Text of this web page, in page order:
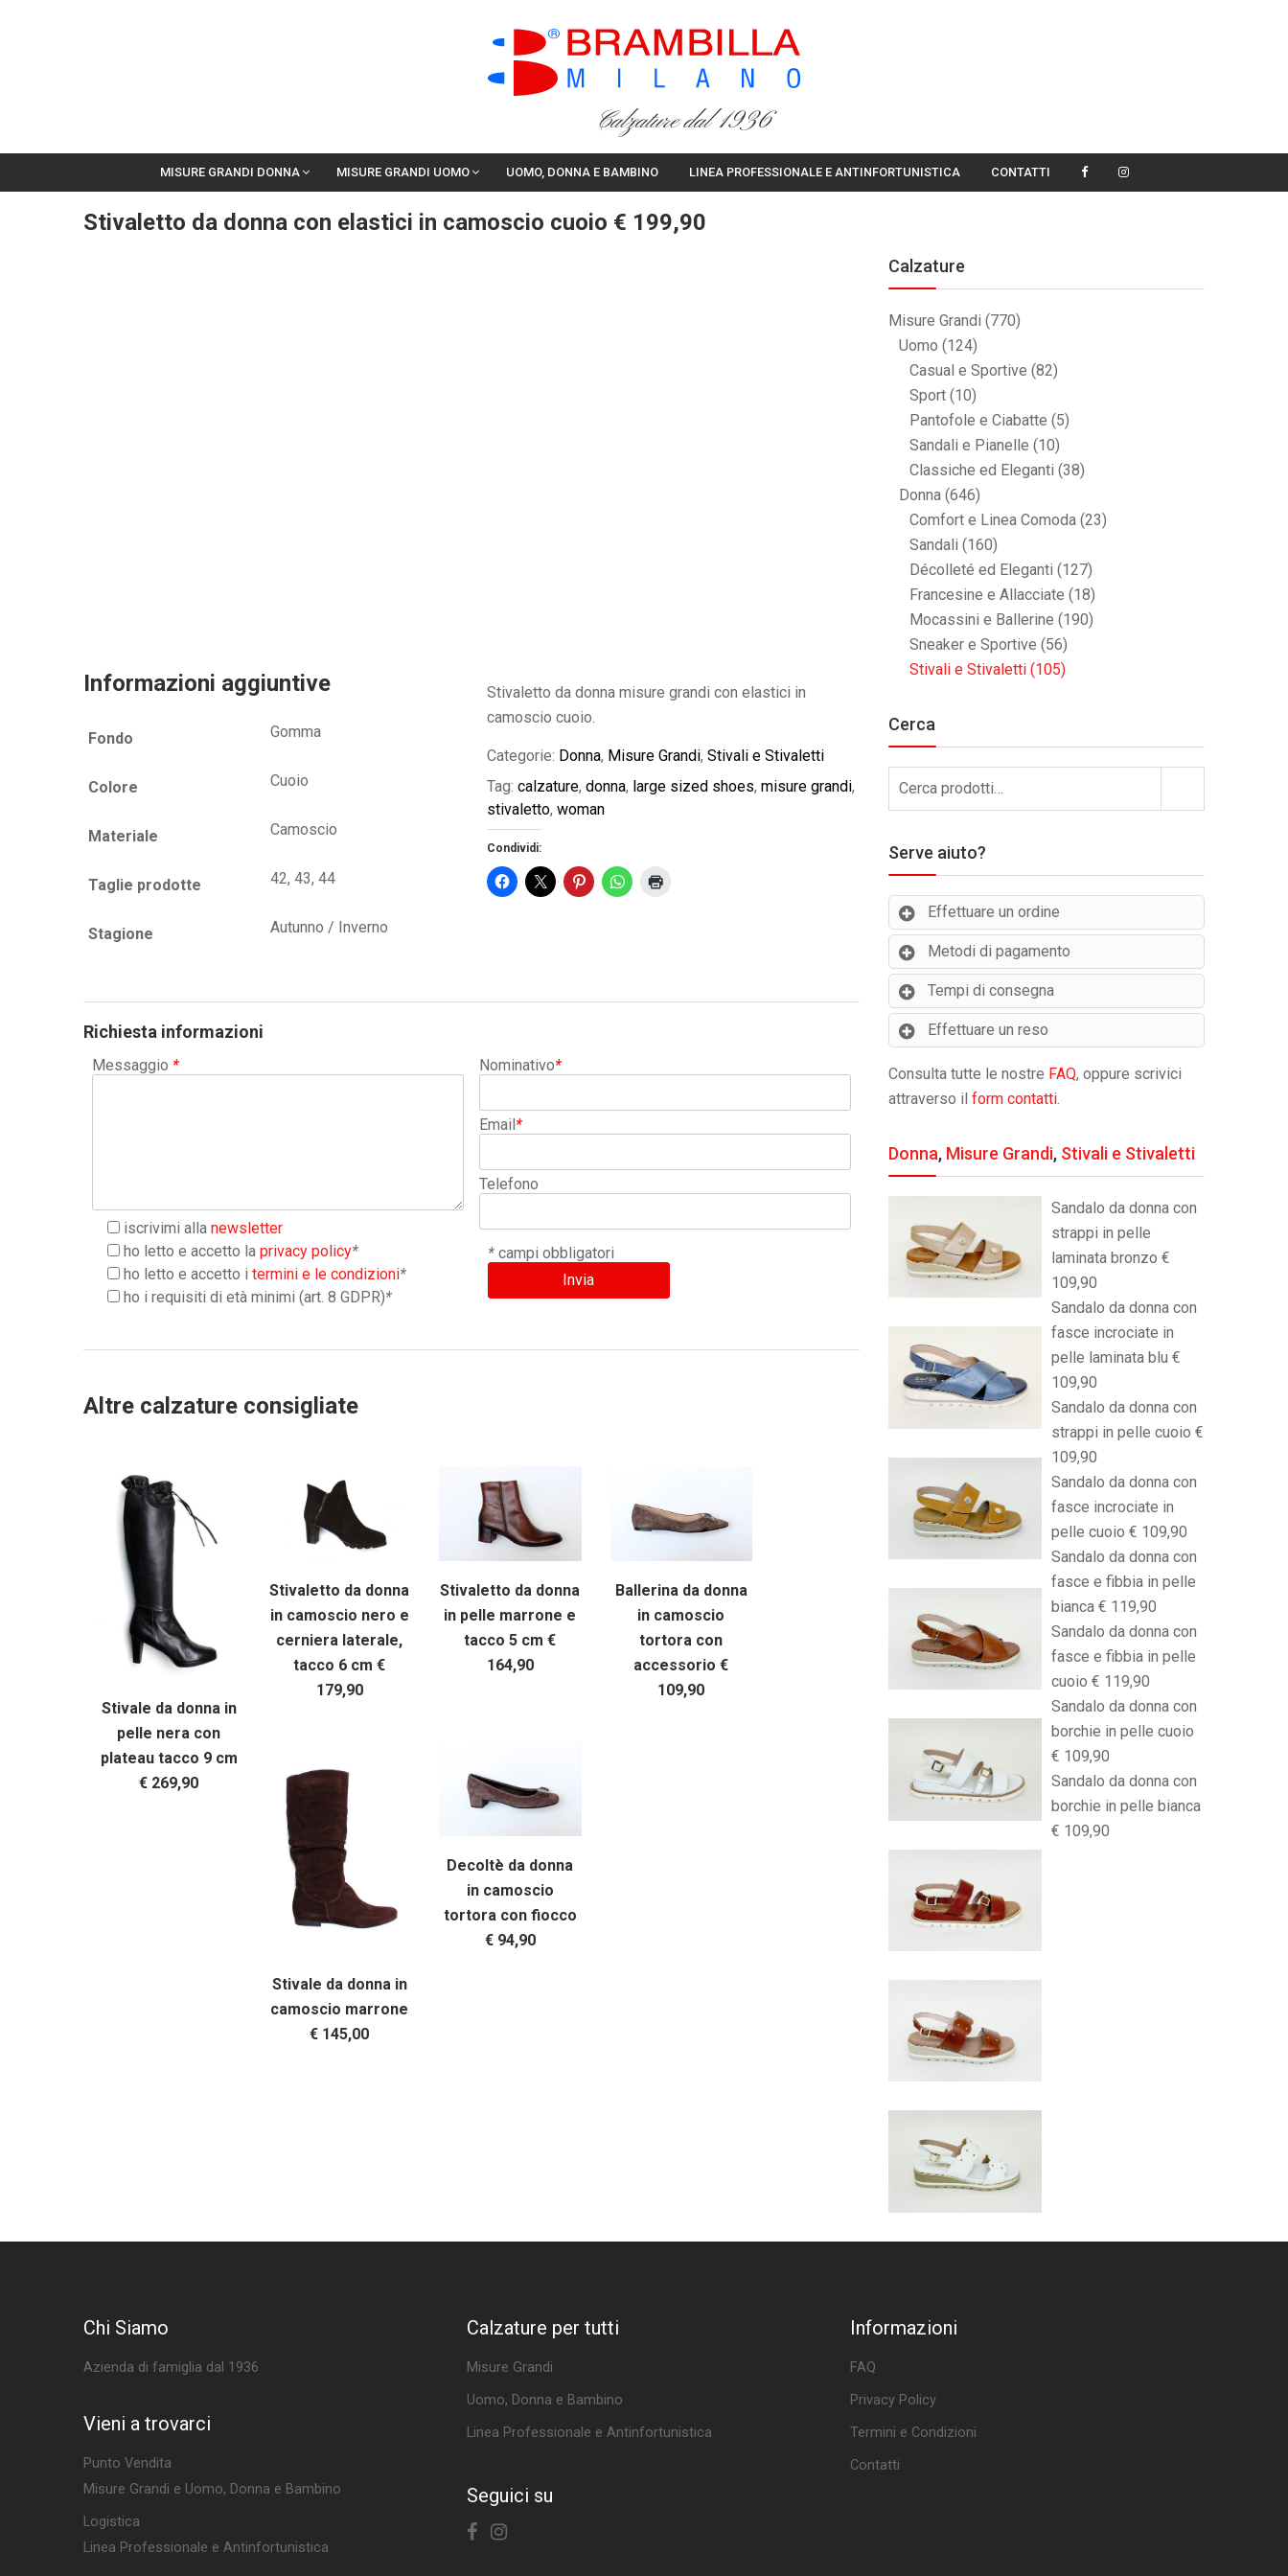
Calzature dal 1936
MISURE GRANDI DONNA MISURE GRANDI UOMO UOMO, DONNA E BAMBINO LINEA PROFESSIONALE E ANTINFORTUNISTICA CONTATTI
Stivaletto da donna con elastici in camoscio cuoio € 199,90
Stivaletto da donna misure grandi con elastici in
camoscio cuoio.
Categorie: Donna, Misure Grandi,Stivali e Stivaletti
Tag:calzature,donna, large sized shoes,misure grandi,
stivaletto,woman
Condividi:
Informazioni aggiuntive
Fondo Gomma
Colore Cuoio
Materiale Camoscio
Taglie prodotte 42, 43, 44
Stagione Autunno / Inverno
Richiesta informazioni
Messaggio *
iscrivimi alla newsletter
ho letto e accetto la privacy policy*
ho letto e accetto i termini e le condizioni*
ho i requisiti di età minimi (art. 8 GDPR)*
Nominativo*
Email*
Telefono
*campi obbligatori
Altre calzature consigliate
Stivale da donna in
pelle nera con
plateau tacco 9 cm
€ 269,90
Stivaletto da donna
in camoscio nero e
cerniera laterale,
tacco 6 cm €
179,90
Stivaletto da donna
in pelle marrone e
tacco 5 cm €
164,90
Ballerina da donna
in camoscio
tortora con
accessorio €
109,90
Stivale da donna in
camoscio marrone
€ 145,00
Decoltè da donna
in camoscio
tortora con fiocco
€ 94,90
Calzature
Misure Grandi (770)
Uomo (124)
Casual e Sportive (82)
Sport (10)
Pantofole e Ciabatte (5)
Sandali e Pianelle (10)
Classiche ed Eleganti (38)
Donna (646)
Comfort e Linea Comoda (23)
Sandali (160)
Décolleté ed Eleganti (127)
Francesine e Allacciate (18)
Mocassini e Ballerine (190)
Sneaker e Sportive (56)
Stivali e Stivaletti (105)
Cerca
Serve aiuto?
Effettuare un ordine
Metodi di pagamento
Tempi di consegna
Effettuare un reso
Consulta tutte le nostre FAQ, oppure scrivici
attraverso il form contatti.
Donna, Misure Grandi, Stivali e Stivaletti
Sandalo da donna con
strappi in pelle
laminata bronzo €
109,90
Sandalo da donna con
fasce incrociate in
pelle laminata blu €
109,90
Sandalo da donna con
strappi in pelle cuoio €
109,90
Sandalo da donna con
fasce incrociate in
pelle cuoio € 109,90
Sandalo da donna con
fasce e fibbia in pelle
bianca € 119,90
Sandalo da donna con
fasce e fibbia in pelle
cuoio € 119,90
Sandalo da donna con
borchie in pelle cuoio
€ 109,90
Sandalo da donna con
borchie in pelle bianca
€ 109,90
Chi Siamo
Azienda di famiglia dal 1936
Vieni a trovarci
Punto Vendita
Misure Grandi e Uomo, Donna e Bambino
Logistica
Linea Professionale e Antinfortunistica
Calzature per tutti
Misure Grandi
Uomo, Donna e Bambino
Linea Professionale e Antinfortunistica
Seguici su
Informazioni
FAQ
Privacy Policy
Termini e Condizioni
Contatti